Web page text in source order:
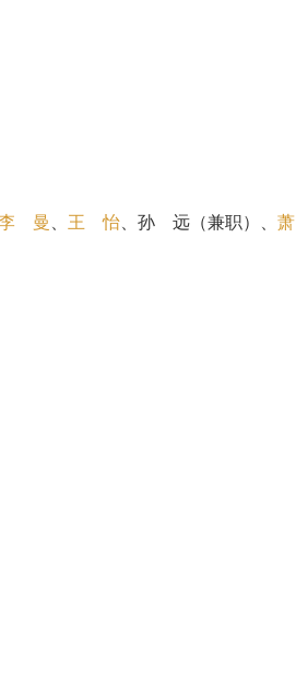
曼 王 怡 、孙 远（兼职）、 萧